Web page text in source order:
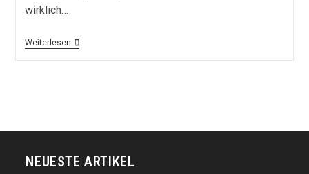
wirklich…
WeiterlesenNiederlage
NEUESTE ARTIKEL